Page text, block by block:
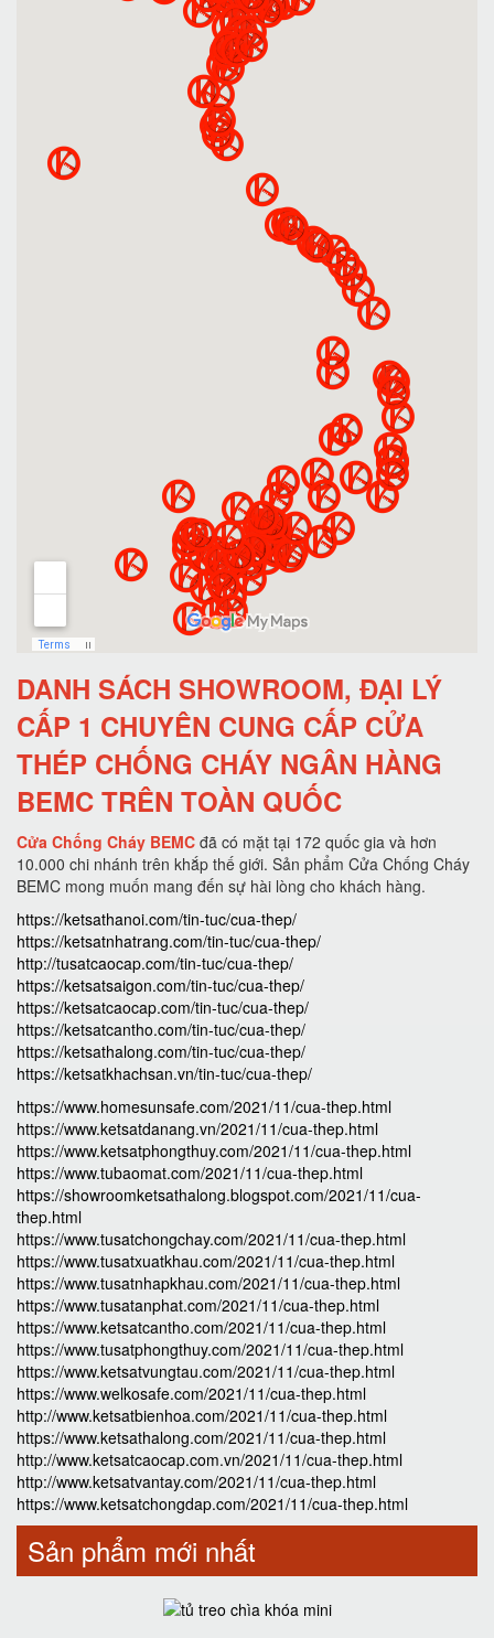
DANH SÁCH SHOWROOM, ĐẠI LÝ
CẤP 1 CHUYÊN CUNG CẤP CỬA
THÉP CHỐNG CHÁY NGÂN HÀNG
BEMC TRÊN TOÀN QUỐC
Cửa Chống Cháy BEMC đã có mặt tại 172 quốc gia và hơn
10.000 chi nhánh trên khắp thế giới. Sản phẩm Cửa Chống Cháy
BEMC mong muốn mang đến sự hài lòng cho khách hàng.
https://ketsathanoi.com/tin-tuc/cua-thep/
https://ketsatnhatrang.com/tin-tuc/cua-thep/
http://tusatcaocap.com/tin-tuc/cua-thep/
https://ketsatsaigon.com/tin-tuc/cua-thep/
https://ketsatcaocap.com/tin-tuc/cua-thep/
https://ketsatcantho.com/tin-tuc/cua-thep/
https://ketsathalong.com/tin-tuc/cua-thep/
https://ketsatkhachsan.vn/tin-tuc/cua-thep/
https://www.homesunsafe.com/2021/11/cua-thep.html
https://www.ketsatdanang.vn/2021/11/cua-thep.html
https://www.ketsatphongthuy.com/2021/11/cua-thep.html
https://www.tubaomat.com/2021/11/cua-thep.html
https://showroomketsathalong.blogspot.com/2021/11/cua-
thep.html
https://www.tusatchongchay.com/2021/11/cua-thep.html
https://www.tusatxuatkhau.com/2021/11/cua-thep.html
https://www.tusatnhapkhau.com/2021/11/cua-thep.html
https://www.tusatanphat.com/2021/11/cua-thep.html
https://www.ketsatcantho.com/2021/11/cua-thep.html
https://www.tusatphongthuy.com/2021/11/cua-thep.html
https://www.ketsatvungtau.com/2021/11/cua-thep.html
https://www.welkosafe.com/2021/11/cua-thep.html
http://www.ketsatbienhoa.com/2021/11/cua-thep.html
https://www.ketsathalong.com/2021/11/cua-thep.html
http://www.ketsatcaocap.com.vn/2021/11/cua-thep.html
http://www.ketsatvantay.com/2021/11/cua-thep.html
https://www.ketsatchongdap.com/2021/11/cua-thep.html
Sản phẩm mới nhất